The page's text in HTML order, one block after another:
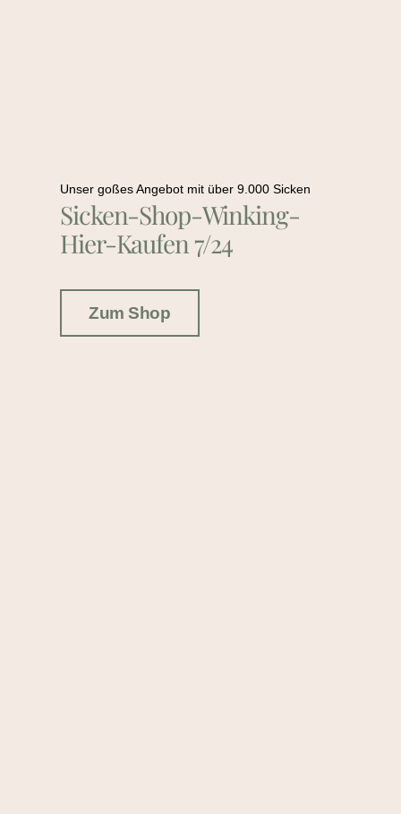
Unser goßes Angebot mit über 9.000 Sicken
Sicken-Shop-Winking-
Hier-Kaufen 7/24
Zum Shop